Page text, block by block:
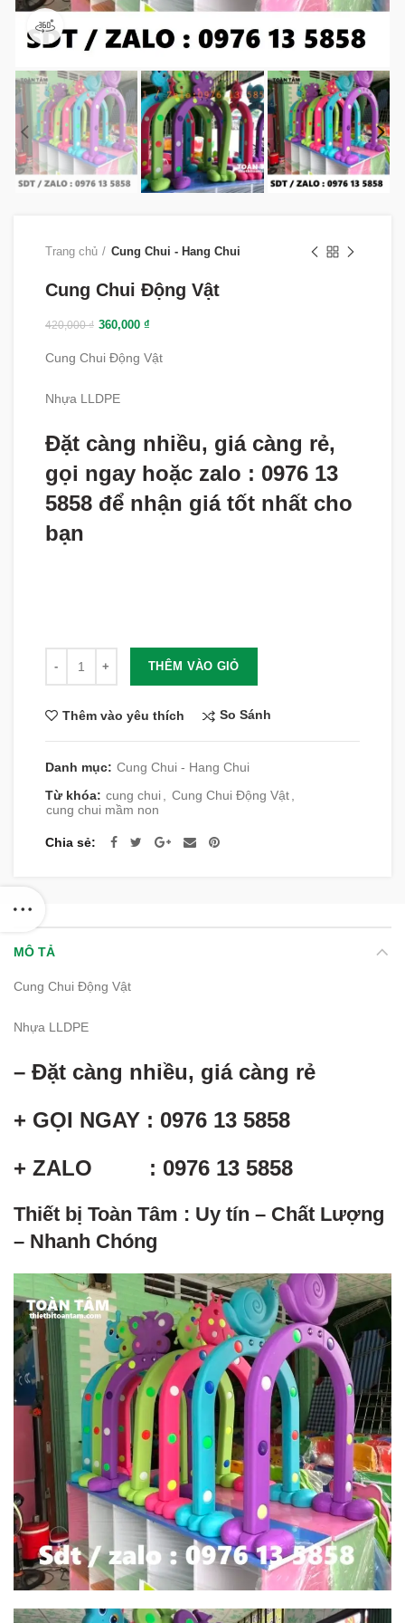
360 product view
Trang chủ Cung Chui - Hang Chui
Cung Chui Động Vật
420,000₫ 360,000 ₫
Cung Chui Động Vật
Nhựa LLDPE
Đặt càng nhiều, giá càng rẻ,
gọi ngay hoặc zalo : 0976 13
5858 để nhận giá tốt nhất cho
bạn
THÊM VÀO GIỎ
Thêm vào yêu thích So Sánh
Danh mục: Cung Chui - Hang Chui
Từ khóa: cung chui Cung Chui Động Vật
cung chui mầm non
Chia sẻ
MÔ TẢ
Cung Chui Động Vật
Nhựa LLDPE
– Đặt càng nhiều, giá càng rẻ
+ GỌI NGAY : 0976 13 5858
+ ZALO : 0976 13 5858
Thiết bị Toàn Tâm : Uy tín – Chất Lượng
– Nhanh Chóng